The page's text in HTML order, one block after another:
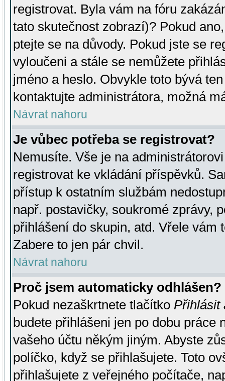
registrovat. Byla vám na fóru
tato skutečnost zobrazí)? Pokud
ptejte se na důvody. Pokud jste se
vyloučeni a stále se nemůžete
jméno a heslo. Obvykle toto bývá
kontaktujte administrátora, možná
Návrat nahoru
Je vůbec potřeba se registrovat?
Nemusíte. Vše je na
registrovat ke vkládání příspěvků.
přístup k ostatním službám
např. postavičky, soukromé zprávy,
přihlášení do skupin, atd. Vřele vám
Zabere to jen pár chvil.
Návrat nahoru
Proč jsem automaticky odhlášen?
Pokud nezaškrtnete tlačítko Přihlásit
budete přihlášeni jen po dobu práce
vašeho účtu někým jiným. Abyste
políčko, když se přihlašujete. Toto
přihlašujete z veřejného počítače,